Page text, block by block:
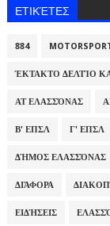
ΕΤΙΚΈΤΕΣ
884
ΈΚΤΑΚΤΟ ΔΕΛΤΊΟ
ΑΤ ΕΛΑΣΣΌΝΑΣ
Β' ΕΠΣΛ Γ' ΕΠΣΛ
ΔΉΜΟΣ ΕΛΑΣΣΌΝΑΣ
ΔΙΆΦΟΡΑ
ΕΙΔΉΣΕΙΣ